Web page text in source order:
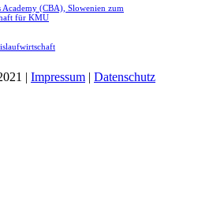
(CBA), Slowenien zum
für KMU
| Impressum Datenschutz